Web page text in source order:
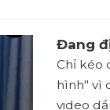
Đang
Chỉ kéo
hình" vì
video